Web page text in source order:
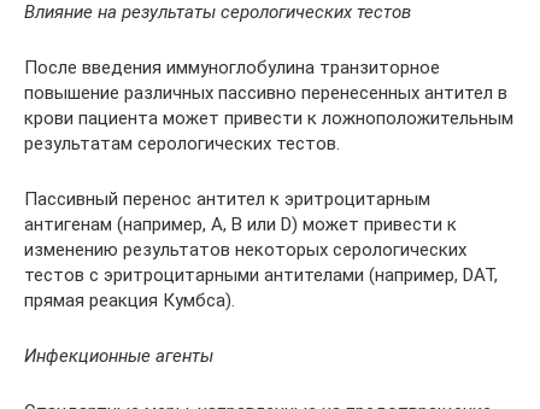
Влияние на результаты серологических тестов
После введения иммуноглобулина транзиторное
повышение различных пассивно перенесенных антител в
крови пациента может привести к ложноположительным
результатам серологических тестов.
Пассивный перенос антител к эритроцитарным
антигенам (например, А, В или D) может привести к
изменению результатов некоторых серологических
тестов с эритроцитарными антителами (например, DAT,
прямая реакция Кумбса).
Инфекционные агенты